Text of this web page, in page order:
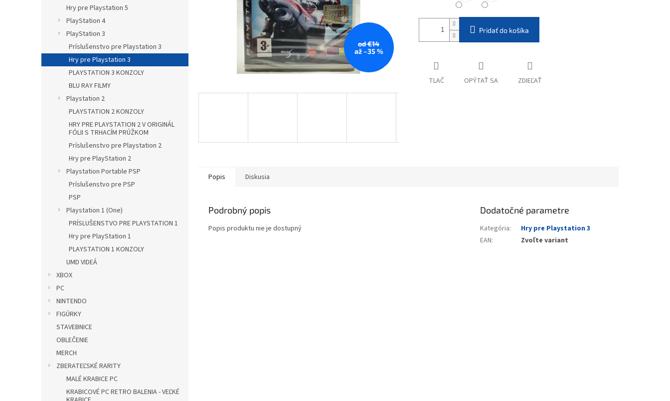
Hry pre Playstation 5
PlayStation 4
PlayStation 3
Príslušenstvo pre Playstation 3
Hry pre Playstation 3
PLAYSTATION 3 KONZOLY
BLU RAY FILMY
Playstation 2
PLAYSTATION 2 KONZOLY
HRY PRE PLAYSTATION 2 V ORIGINÁL
FÓLII S TRHACÍM PRÚŽKOM
Príslušenstvo pre Playstation 2
Hry pre PlayStation 2
Playstation Portable PSP
Príslušenstvo pre PSP
PSP
Playstation 1 (One)
PRÍSLUŠENSTVO PRE PLAYSTATION 1
Hry pre PlayStation 1
PLAYSTATION 1 KONZOLY
UMD VIDEÁ
XBOX
PC
NINTENDO
FIGÚRKY
STAVEBNICE
OBLEČENIE
MERCH
ZBERATEĽSKÉ RARITY
MALÉ KRABICE PC
KRABICOVÉ PC RETRO BALENIA - VEĽKÉ
od €14
až –35 %
Pridať do košíka
TLAČ OPÝTAŤ SA ZDIEĽAŤ
Popis Diskusia
Podrobný popis
Popis produktu nie je dostupný
Dodatočné parametre
Kategória:
Hry pre Playstation 3
EAN: Zvoľte variant